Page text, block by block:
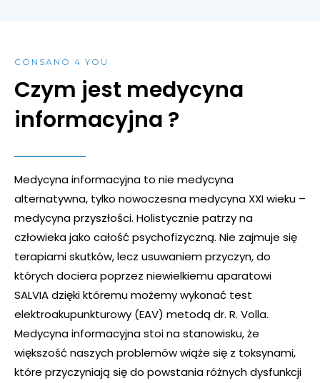
CONSANO 4 YOU
Czym jest medycyna
informacyjna ?
Medycyna informacyjna to nie medycyna
alternatywna, tylko nowoczesna medycyna XXI wieku –
medycyna przyszłości. Holistycznie patrzy na
człowieka jako całość psychofizyczną. Nie zajmuje się
terapiami skutków, lecz usuwaniem przyczyn, do
których dociera poprzez niewielkiemu aparatowi
SALVIA dzięki któremu możemy wykonać test
elektroakupunkturowy (EAV) metodą dr. R. Volla.
Medycyna informacyjna stoi na stanowisku, że
większość naszych problemów wiąże się z toksynami,
które przyczyniają się do powstania różnych dysfunkcji